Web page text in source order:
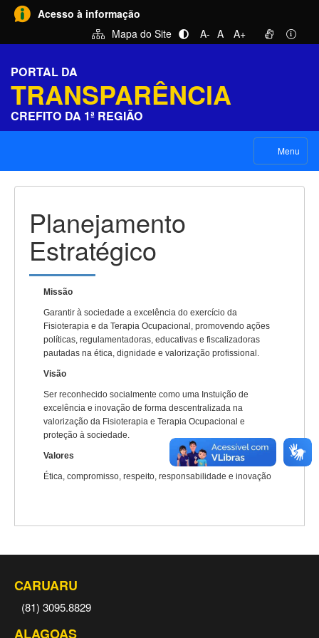
Acesso à informação
Mapa do Site
A- A A+
PORTAL DA
TRANSPARÊNCIA
CREFITO DA 1ª REGIÃO
Menu
Planejamento
Estratégico
Missão
Garantir à sociedade a excelência do exercício da
Fisioterapia e da Terapia Ocupacional, promovendo ações
políticas, regulamentadoras, educativas e fiscalizadoras
pautadas na ética, dignidade e valorização profissional.
Visão
Ser reconhecido socialmente como uma Instuição de
excelência e inovação de forma descentralizada na
valorização da Fisioterapia e Terapia Ocupacional e
proteção à sociedade.
Valores
Ética, compromisso, respeito, responsabilidade e inovação
CARUARU
(81) 3095.8829
ALAGOAS